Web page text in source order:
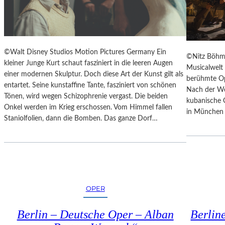
N
D
E
S
T
H
E
A
T
E
A
Y
M
E
D
O
K
M
N
T
A
©Walt Disney Studios Motion Pictures Germany Ein
kleiner Junge Kurt schaut fasziniert in die leeren Augen
einer modernen Skulptur. Doch diese Art der Kunst gilt als
entartet. Seine kunstaffine Tante, fasziniert von schönen
Tönen, wird wegen Schizophrenie vergast. Die beiden
Onkel werden im Krieg erschossen. Vom Himmel fallen
Staniolfolien, dann die Bomben. Das ganze Dorf…
©Nitz
berühmte
Nach der
kubanische
in München
OPER
Berlin – Deutsche Oper – Alban